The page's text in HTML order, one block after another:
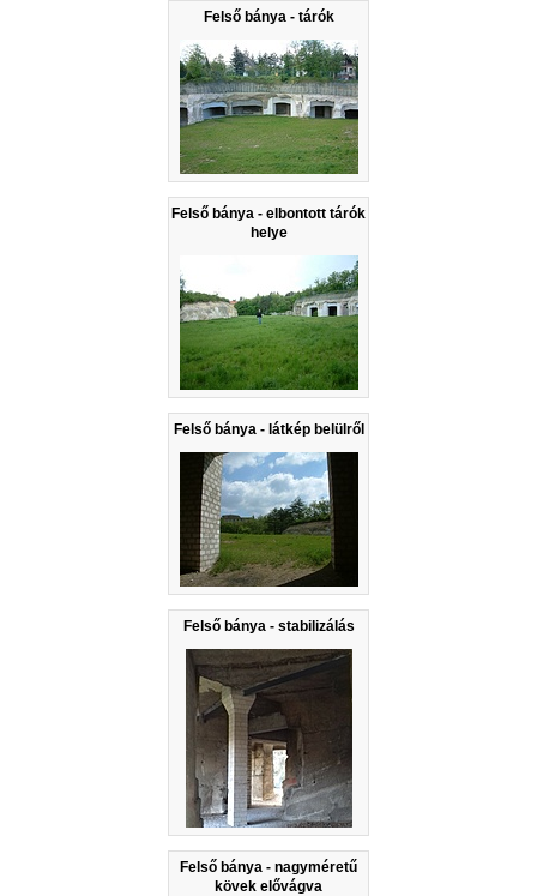
Felső bánya - tárók
Felső bánya - elbontott tárók
helye
Felső bánya - látkép belülről
Felső bánya - stabilizálás
Felső bánya - nagyméretű
kövek elővágva